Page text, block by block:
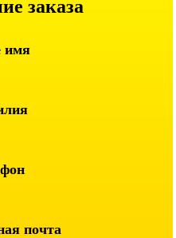
заказа
имя
почта